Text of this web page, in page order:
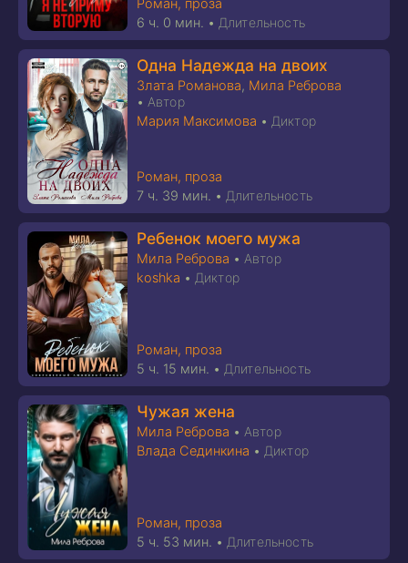
Роман, проза
6 ч. 0 мин. • Длительность
Одна Надежда на двоих
Злата Романова, Мила Реброва
• Автор
Мария Максимова • Диктор
Роман, проза
7 ч. 39 мин. • Длительность
Ребенок моего мужа
Мила Реброва • Автор
koshka • Диктор
Роман, проза
5 ч. 15 мин. • Длительность
Чужая жена
Мила Реброва • Автор
Влада Сединкина • Диктор
Роман, проза
5 ч. 53 мин. • Длительность